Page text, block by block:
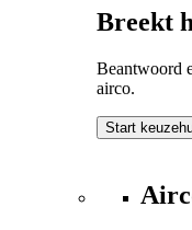
Breekt
Beantwoord
airco.
Start